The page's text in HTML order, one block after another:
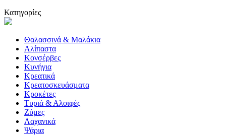
Κατηγορίες
Θαλασσινά & Μαλάκια
Αλίπαστα
Κονσέρβες
Κυνήγια
Κρεατικά
Κρεατοσκευάσματα
Κροκέτες
Τυριά & Αλοιφές
Ζύμες
Λαχανικά
Ψάρια